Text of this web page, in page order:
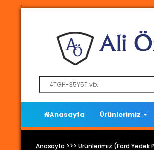
;
Anasayfa Ürünlerimiz
Anasayfa >>> Ürünlerimiz (Ford Yedek